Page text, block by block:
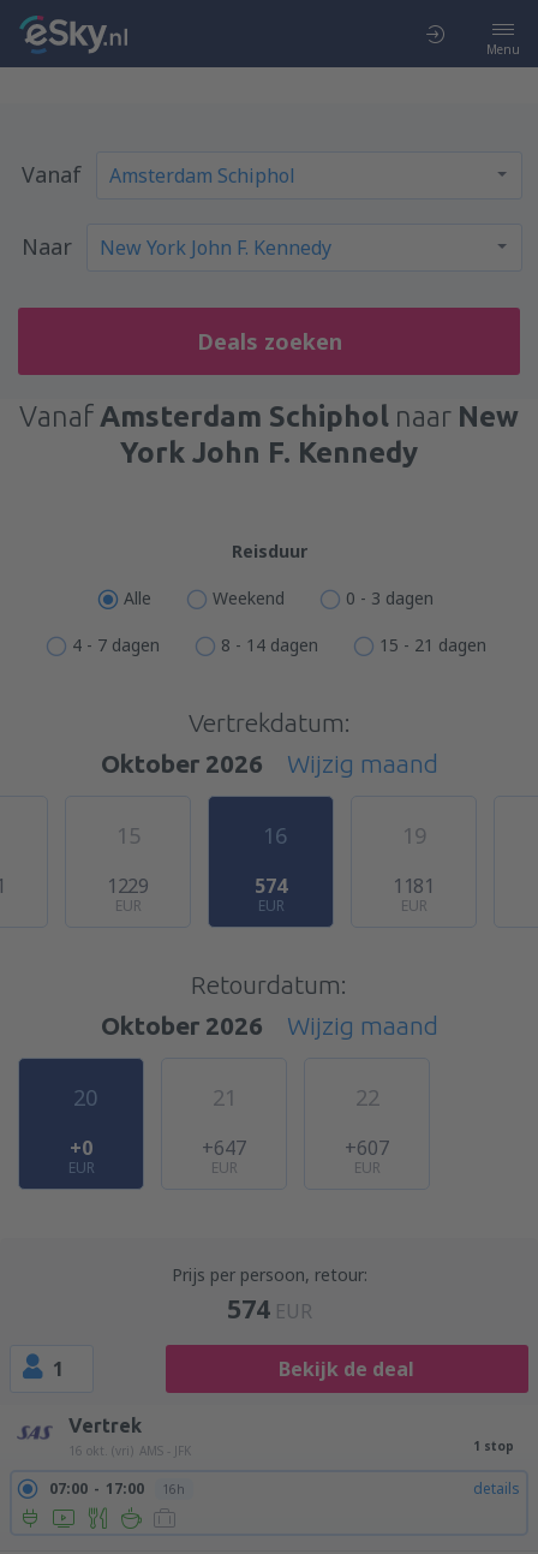
Menu
Vanaf
Naar
Deals zoeken
Vanaf Amsterdam Schiphol naar New
York John F. Kennedy
Reisduur
Alle Weekend 0 - 3 dagen
4 - 7 dagen 8 - 14 dagen 15 - 21 dagen
Vertrekdatum:
Oktober 2026
Wijzig maand
15
1229
EUR
16
574
EUR
19
1181
EUR
Retourdatum:
Oktober 2026
Wijzig maand
20
+0
EUR
21
+647
EUR
22
+607
EUR
Prijs per persoon, retour:
574 EUR
1 Bekijk de deal
Vertrek
16 okt. (vri) AMS - JFK 1 stop
07:00 17:00 16h details